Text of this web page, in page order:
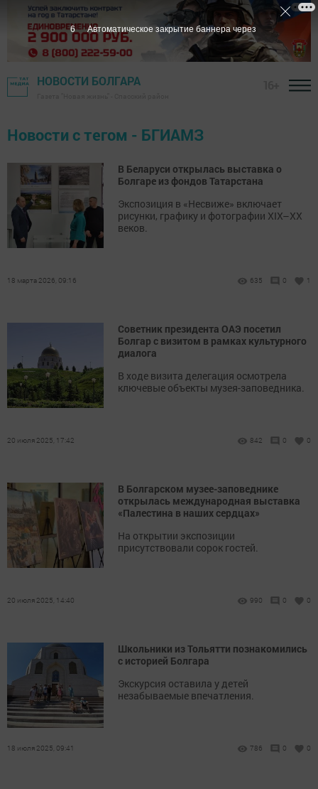
НОВОСТИ БОЛГАРА
Новости с тегом - БГИАМЗ
В Беларуси открылась выставка о
Болгаре из фондов Татарстана
Экспозиция в «Несвиже» включает
рисунки, графику и фотографии XIX–XX
веков.
18 марта 2026, 09:16 635 0 1
Советник президента ОАЭ посетил
Болгар с визитом в рамках культурного
диалога
В ходе визита делегация осмотрела
ключевые объекты музея-заповедника.
20 июля 2025, 17:42 842 0 0
В Болгарском музее-заповеднике
открылась международная выставка
«Палестина в наших сердцах»
На открытии экспозиции
присутствовали сорок гостей.
20 июля 2025, 14:40 990 0 0
Школьники из Тольятти познакомились
с историей Болгара
Экскурсия оставила у детей
незабываемые впечатления.
18 июля 2025, 09:41 786 0 0
5 Автоматическое закрытие баннера через